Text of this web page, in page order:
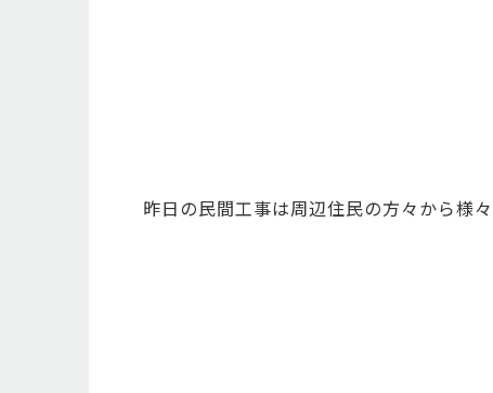
昨日の民間工事は周辺住民の方々から様